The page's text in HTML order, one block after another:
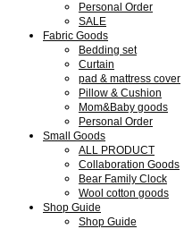
Personal Order
SALE
Fabric Goods
Bedding set
Curtain
pad & mattress cover
Pillow & Cushion
Mom&Baby goods
Personal Order
Small Goods
ALL PRODUCT
Collaboration Goods
Bear Family Clock
Wool cotton goods
Shop Guide
Shop Guide